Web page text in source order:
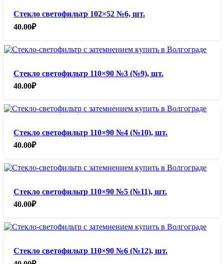
Стекло светофильтр 102×52 №6, шт.
40.00₽
Стекло светофильтр 110×90 №3 (№9), шт.
40.00₽
Стекло светофильтр 110×90 №4 (№10), шт.
40.00₽
Стекло светофильтр 110×90 №5 (№11), шт.
40.00₽
Стекло светофильтр 110×90 №6 (№12), шт.